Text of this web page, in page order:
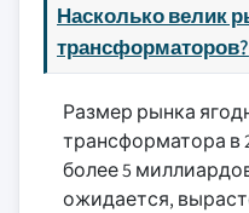
Насколько велик
трансформаторов?
Размер рынка
трансформатора в
более 5
ожидается,